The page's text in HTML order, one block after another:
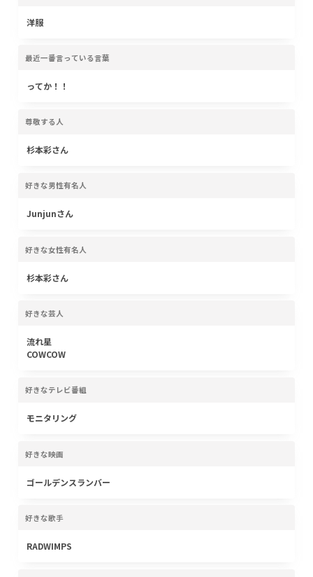
洋服
最近一番言っている言葉
ってか！！
尊敬する人
杉本彩さん
好きな男性有名人
Junjunさん
好きな女性有名人
杉本彩さん
好きな芸人
流れ星
COWCOW
好きなテレビ番組
モニタリング
好きな映画
ゴールデンスランバー
好きな歌手
RADWIMPS